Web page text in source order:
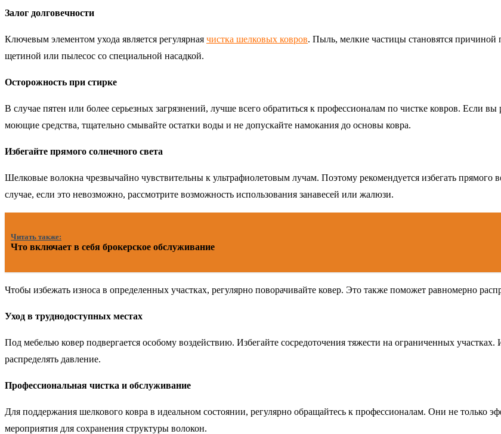
Залог долговечности
Ключевым элементом ухода является регулярная чистка шелковых ковров. Пыль, мелкие частицы становятся причиной
щетиной или пылесос со специальной насадкой.
Осторожность при стирке
В случае пятен или более серьезных загрязнений, лучше всего обратиться к профессионалам по чистке ковров. Если
моющие средства, тщательно смывайте остатки воды и не допускайте намокания до основы ковра.
Избегайте прямого солнечного света
Шелковые волокна чрезвычайно чувствительны к ультрафиолетовым лучам. Поэтому рекомендуется избегать прямого
случае, если это невозможно, рассмотрите возможность использования занавесей или жалюзи.
Читать также:
Что включает в себя брокерское обслуживание
Чтобы избежать износа в определенных участках, регулярно поворачивайте ковер. Это также поможет равномерно
Уход в труднодоступных местах
Под мебелью ковер подвергается особому воздействию. Избегайте сосредоточения тяжести на ограниченных
распределять давление.
Профессиональная чистка и обслуживание
Для поддержания шелкового ковра в идеальном состоянии, регулярно обращайтесь к профессионалам. Они не только
мероприятия для сохранения структуры волокон.